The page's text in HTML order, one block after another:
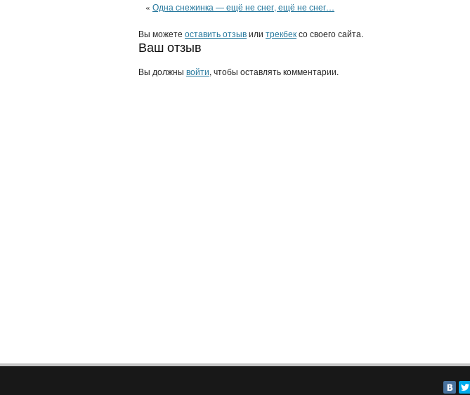
« Одна снежинка — ещё не снег, ещё не снег…
Вы можете оставить отзывили трекбексо своего сайта.
Ваш отзыв
Вы должны войти, чтобы оставлять комментарии.